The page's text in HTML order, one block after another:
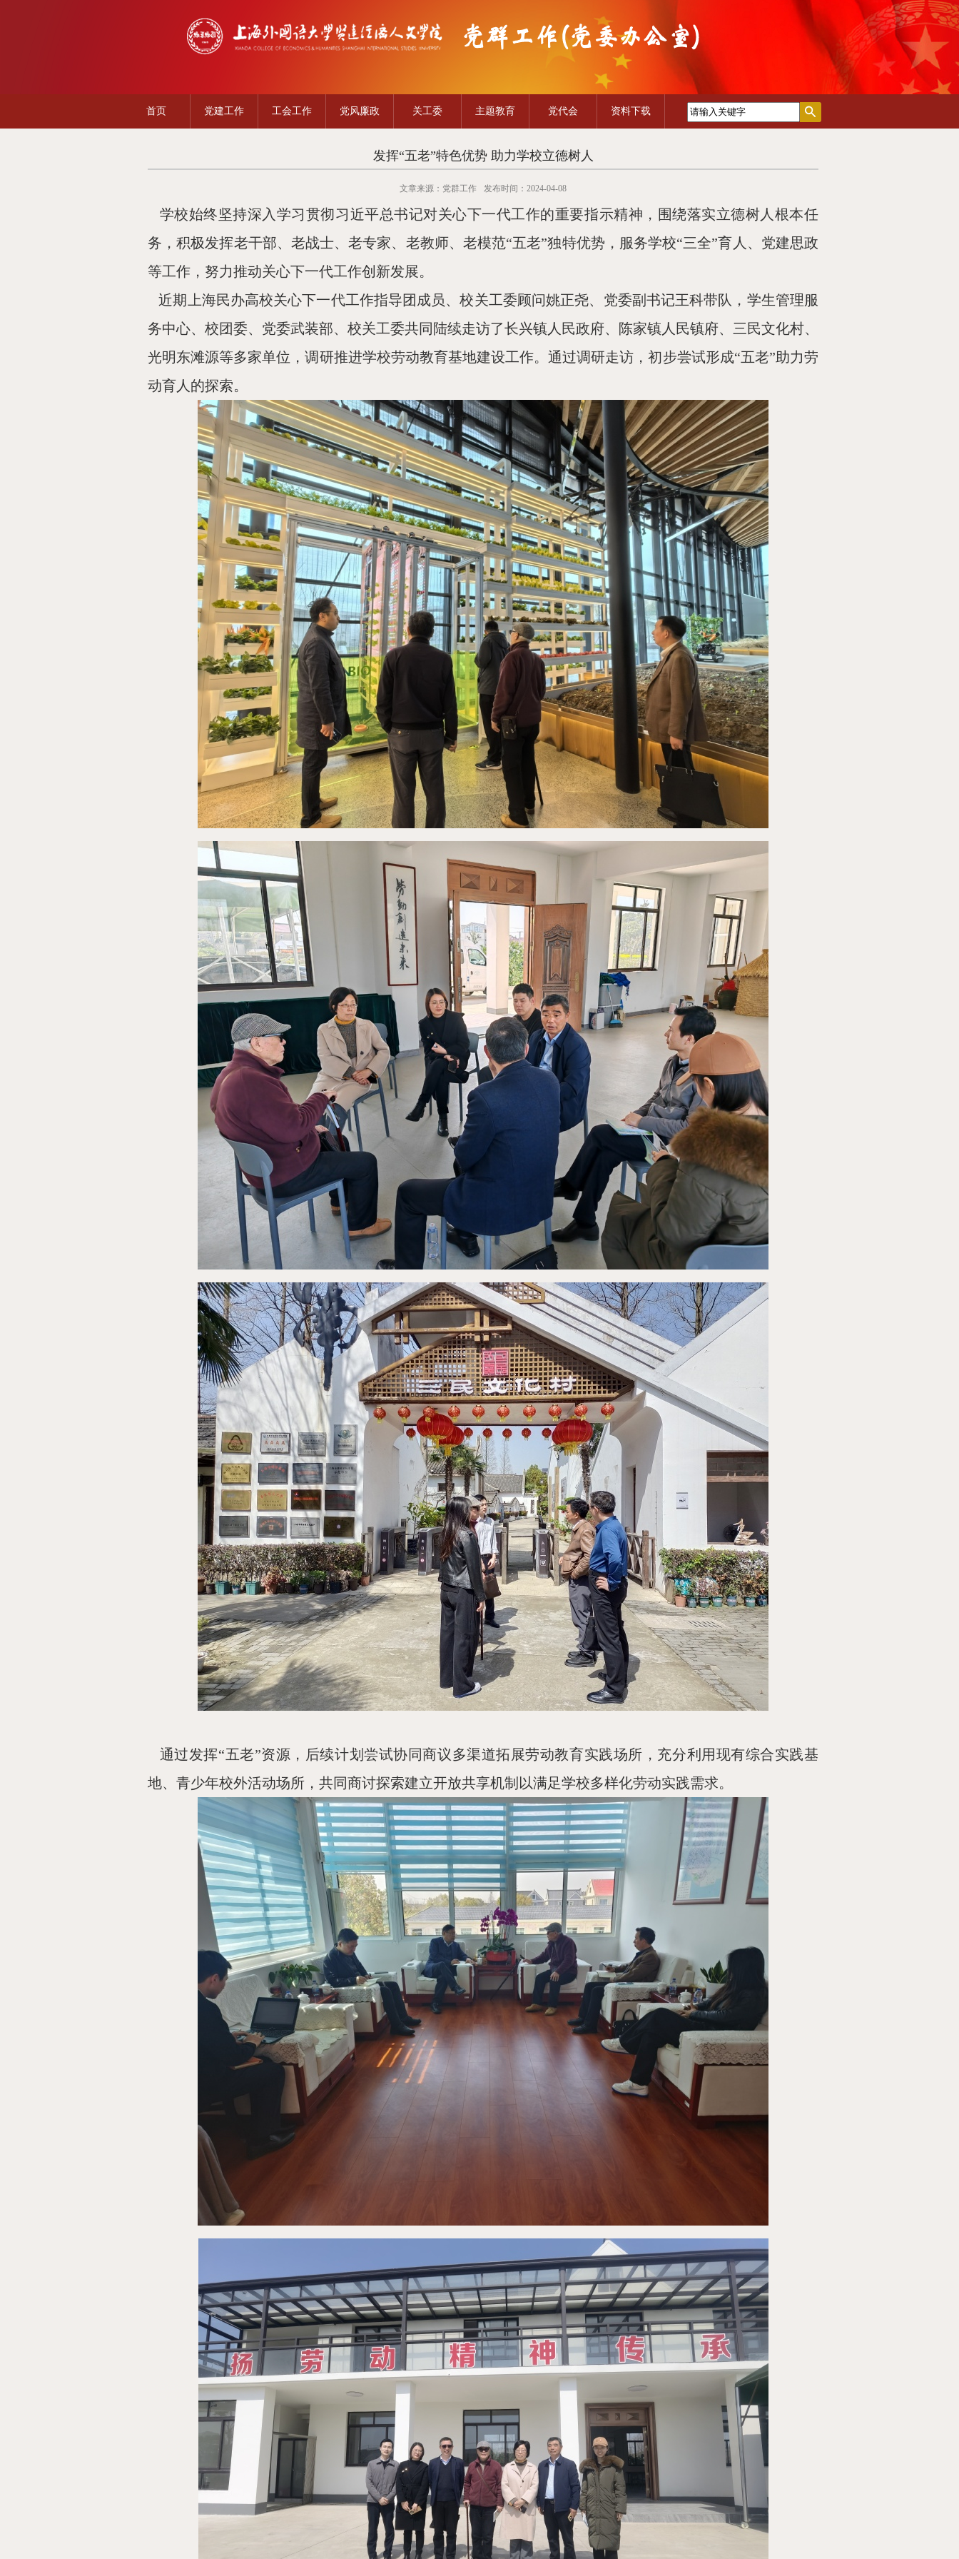
首页 党建工作 工会工作 党风廉政 关工委 主题教育 党代会 资料下载
发挥“五老”特色优势 助力学校立德树人
文章来源：党群工作 发布时间：2024-04-08
学校始终坚持深入学习贯彻习近平总书记对关心下一代工作的重要指示精神，围绕落实立德树人根本任
务，积极发挥老干部、老战士、老专家、老教师、老模范“五老”独特优势，服务学校“三全”育人、党建思政
等工作，努力推动关心下一代工作创新发展。
近期上海民办高校关心下一代工作指导团成员、校关工委顾问姚正尧、党委副书记王科带队，学生管理服
务中心、校团委、党委武装部、校关工委共同陆续走访了长兴镇人民政府、陈家镇人民镇府、三民文化村、
光明东滩源等多家单位，调研推进学校劳动教育基地建设工作。通过调研走访，初步尝试形成“五老”助力劳
动育人的探索。
通过发挥“五老”资源，后续计划尝试协同商议多渠道拓展劳动教育实践场所，充分利用现有综合实践基
地、青少年校外活动场所，共同商讨探索建立开放共享机制以满足学校多样化劳动实践需求。